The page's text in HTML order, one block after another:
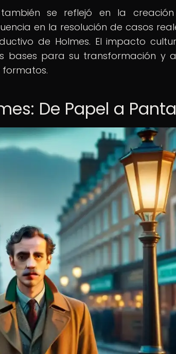
se reflejó en la
en la resolución de casos
de Holmes. El impacto
bases para su transformación y
formatos.
De Papel a